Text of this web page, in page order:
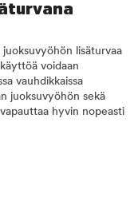
lisäturvaa
voidaan
vauhdikkaissa
juoksuvyöhön sekä
hyvin nopeasti